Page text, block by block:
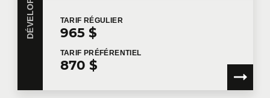
TARIF RÉGULIER
965 $
TARIF PRÉFÉRENTIEL
870 $